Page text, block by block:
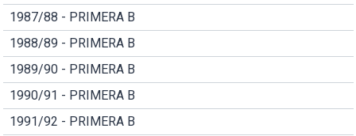
1987/88 - PRIMERA B
1988/89 - PRIMERA B
1989/90 - PRIMERA B
1990/91 - PRIMERA B
1991/92 - PRIMERA B